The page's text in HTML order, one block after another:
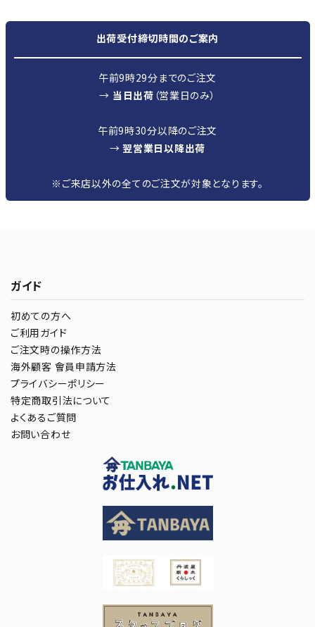
出荷受付締切時間のご案内
午前9時29分までのご注文
→ 当日出荷 （営業日のみ）
午前9時30分以降のご注文
→翌営業日以降出荷
※ご来店以外の全てのご注文が対象となります。
ガイド
初めての方へ
ご利用ガイド
ご注文時の操作方法
海外顧客 會員申請方法
プライバシーポリシー
特定商取引法について
よくあるご質問
お問い合わせ